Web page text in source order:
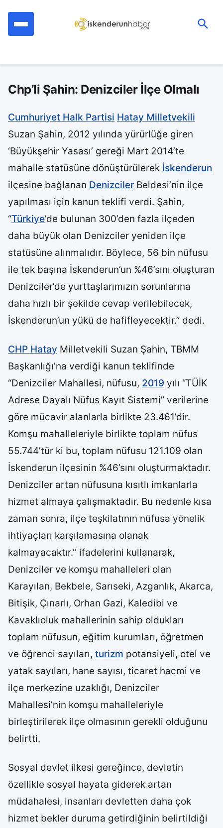
Chp’li Şahin: Denizciler İlçe Olmalı
Cumhuriyet Halk Partisi Hatay Milletvekili
Suzan Şahin, 2012 yılında yürürlüğe giren
‘Büyükşehir Yasası’ gereği Mart 2014’te
mahalle statüsüne dönüştürülerek İskenderun
ilçesine bağlanan Denizciler Beldesi’nin ilçe
yapılması için kanun teklifi verdi. Şahin,
“Türkiye’de bulunan 300’den fazla ilçeden
daha büyük olan Denizciler yeniden ilçe
statüsüne alınmalıdır. Böylece, 56 bin nüfusu
ile tek başına İskenderun’un %46’sını oluşturan
Denizciler’de yurttaşlarımızın sorunlarına
daha hızlı bir şekilde cevap verilebilecek,
İskenderun’un yükü de hafifleyecektir.” dedi.
CHP Hatay Milletvekili Suzan Şahin, TBMM
Başkanlığı’na verdiği kanun teklifinde
“Denizciler Mahallesi, nüfusu, 2019 yılı “TÜİK
Adrese Dayalı Nüfus Kayıt Sistemi” verilerine
göre mücavir alanlarla birlikte 23.461’dir.
Komşu mahalleleriyle birlikte toplam nüfus
55.744’tür ki bu, toplam nüfusu 121.109 olan
İskenderun ilçesinin %46’sını oluşturmaktadır.
Denizciler artan nüfusuna kısıtlı imkanlarla
hizmet almaya çalışmaktadır. Bu nedenle kısa
zaman sonra, ilçe teşkilatının nüfusa yönelik
ihtiyaçları karşılamasına olanak
kalmayacaktır.’’ ifadelerini kullanarak,
Denizciler ve komşu mahalleleri olan
Karayılan, Bekbele, Sarıseki, Azganlık, Akarca,
Bitişik, Çınarlı, Orhan Gazi, Kaledibi ve
Kavaklıoluk mahallerinin sahip oldukları
toplam nüfusun, eğitim kurumları, öğretmen
ve öğrenci sayıları, turizm potansiyeli, otel ve
yatak sayıları, hane sayısı, ticaret hacmi ve
ilçe merkezine uzaklığı, Denizciler
Mahallesi’nin komşu mahalleleriyle
birleştirilerek ilçe olmasının gerekli olduğunu
belirtti.
Sosyal devlet ilkesi gereğince, devletin
özellikle sosyal hayata giderek artan
müdahalesi, insanları devletten daha çok
hizmet bekler duruma getirdiğinin belirtildiği